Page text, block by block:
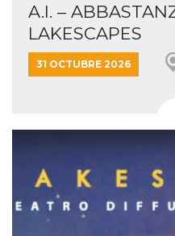
A.I. –
LAKESCAPES
31 OCTUBRE 2026